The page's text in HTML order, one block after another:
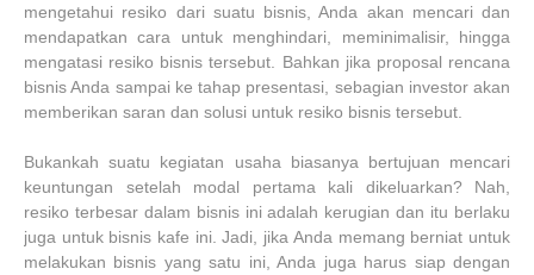
mengetahui resiko dari suatu bisnis, Anda akan mencari dan
mendapatkan cara untuk menghindari, meminimalisir, hingga
mengatasi resiko bisnis tersebut. Bahkan jika proposal rencana
bisnis Anda sampai ke tahap presentasi, sebagian investor akan
memberikan saran dan solusi untuk resiko bisnis tersebut.
Bukankah suatu kegiatan usaha biasanya bertujuan mencari
keuntungan setelah modal pertama kali dikeluarkan? Nah,
resiko terbesar dalam bisnis ini adalah kerugian dan itu berlaku
juga untuk bisnis kafe ini. Jadi, jika Anda memang berniat untuk
melakukan bisnis yang satu ini, Anda juga harus siap dengan